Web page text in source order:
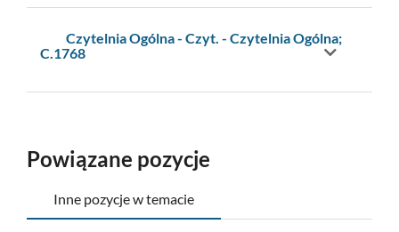
Czytelnia Ogólna - Czyt. - Czytelnia Ogólna;
C.1768
Powiązane pozycje
Inne pozycje w temacie